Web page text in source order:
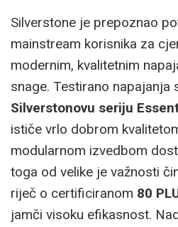
Silverstone je prepoznao
mainstream korisnika za
modernim, kvalitetnim
snage. Testirano napajanja
Silverstonovu seriju
ističe vrlo dobrom
modularnom izvedbom
toga od velike je važnosti
riječ o certificiranom 80
jamči visoku efikasnost.